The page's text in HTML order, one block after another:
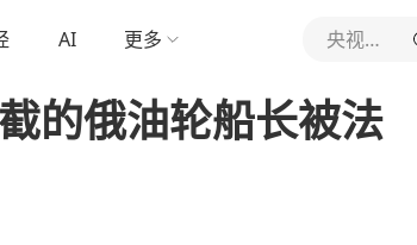
AI 更多 央视新闻
的俄油轮船长被法